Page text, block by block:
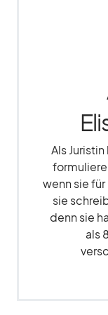
Als
wenn sie
sie
denn sie
als